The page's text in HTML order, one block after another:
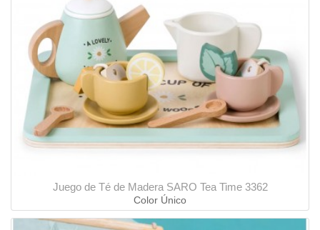
Juego de Té de Madera SARO Tea Time 3362
Color Único